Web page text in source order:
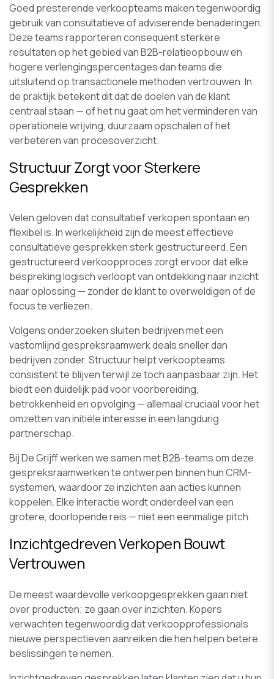
Goed presterende verkoopteams maken tegenwoordig
gebruik van consultatieve of adviserende benaderingen.
Deze teams rapporteren consequent sterkere
resultaten op het gebied van B2B-relatieopbouw en
hogere verlengingspercentages dan teams die
uitsluitend op transactionele methoden vertrouwen. In
de praktijk betekent dit dat de doelen van de klant
centraal staan — of het nu gaat om het verminderen van
operationele wrijving, duurzaam opschalen of het
verbeteren van procesoverzicht.
Structuur Zorgt voor Sterkere
Gesprekken
Velen geloven dat consultatief verkopen spontaan en
flexibel is. In werkelijkheid zijn de meest effectieve
consultatieve gesprekken sterk gestructureerd. Een
gestructureerd verkoopproces zorgt ervoor dat elke
bespreking logisch verloopt van ontdekking naar inzicht
naar oplossing — zonder de klant te overweldigen of de
focus te verliezen.
Volgens onderzoeken sluiten bedrijven met een
vastomlijnd gespreksraamwerk deals sneller dan
bedrijven zonder. Structuur helpt verkoopteams
consistent te blijven terwijl ze toch aanpasbaar zijn. Het
biedt een duidelijk pad voor voorbereiding,
betrokkenheid en opvolging — allemaal cruciaal voor het
omzetten van initiële interesse in een langdurig
partnerschap.
Bij De Grijff werken we samen met B2B-teams om deze
gespreksraamwerken te ontwerpen binnen hun CRM-
systemen, waardoor ze inzichten aan acties kunnen
koppelen. Elke interactie wordt onderdeel van een
grotere, doorlopende reis — niet een eenmalige pitch.
Inzichtgedreven Verkopen Bouwt
Vertrouwen
De meest waardevolle verkoopgesprekken gaan niet
over producten; ze gaan over inzichten. Kopers
verwachten tegenwoordig dat verkoopprofessionals
nieuwe perspectieven aanreiken die hen helpen betere
beslissingen te nemen.